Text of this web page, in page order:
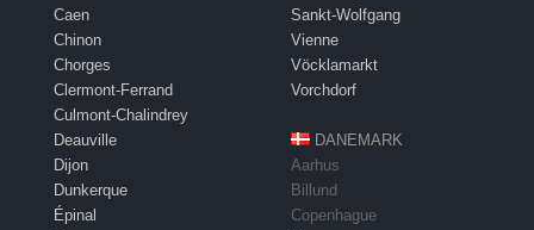
Caen
Chinon
Chorges
Clermont-Ferrand
Culmont-Chalindrey
Deauville
Dijon
Dunkerque
Épinal
Sankt-Wolfgang
Vienne
Vöcklamarkt
Vorchdorf
DANEMARK
Aarhus
Billund
Copenhague